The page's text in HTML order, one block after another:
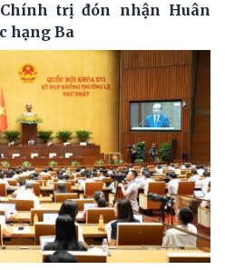
trị đón nhận Huân
hạng Ba